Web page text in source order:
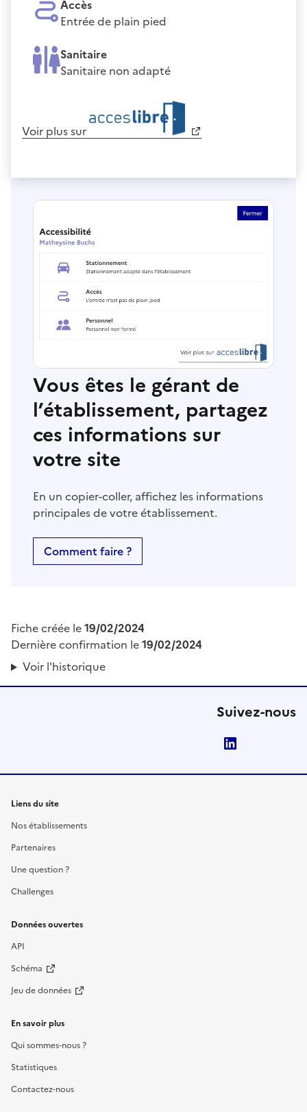
Accès
Entrée de plain pied
Sanitaire
Sanitaire non adapté
Voir plus sur
Vous êtes le gérant de
l’établissement, partagez
ces informations sur
votre site
En un copier-coller, affichez les informations
principales de votre établissement.
Comment faire ?
Fiche créée le19/02/2024
Dernière confirmation le19/02/2024
Voir l'historique
Suivez-nous
Liens du site
Nos établissements
Partenaires
Une question ?
Challenges
Données ouvertes
API
Schéma
Jeu de données
En savoir plus
Qui sommes-nous ?
Statistiques
Contactez-nous